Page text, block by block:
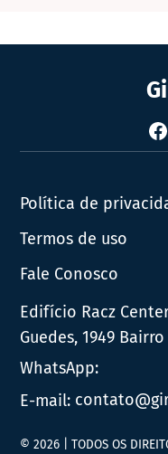
Política de
Termos de uso
Fale Conosco
Edifício Racz
Guedes, 1949
WhatsApp:
E-mail:
© 2026 | TODOS OS